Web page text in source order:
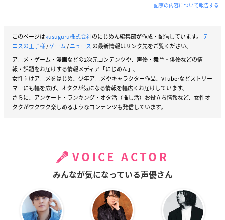
記事の内容について報告する
このページはkusuguru株式会社のにじめん編集部が作成・配信しています。 テ
ニスの王子様/ゲーム/ニュース の最新情報はリンク先をご覧ください。
アニメ・ゲーム・漫画などの2次元コンテンツや、声優・舞台・俳優などの情
報・話題をお届けする情報メディア「にじめん」。
女性向けアニメをはじめ、少年アニメやキャラクター作品、VTuberなどストリー
マーにも幅を広げ、オタクが気になる情報を幅広くお届けしています。
さらに、アンケート・ランキング・オタ活（推し活）お役立ち情報など、女性オ
タクがワクワク楽しめるようなコンテンツも発信しています。
VOICE ACTOR
みんなが気になっている声優さん